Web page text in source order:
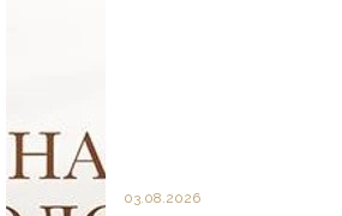
03.08.2026